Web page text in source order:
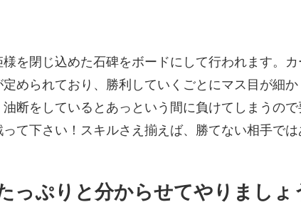
を閉じ込めた石碑をボードにして行われます。
められており、勝利していくごとにマス目が細か
油断をしているとあっという間に負けてしまうの
て下さい！スキルさえ揃えば、勝てない相手で
ぷりと分からせてやりましょ